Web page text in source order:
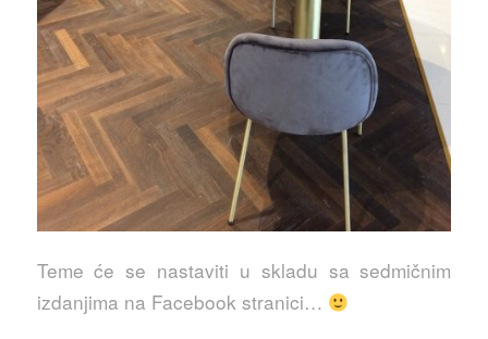
Teme će se nastaviti u skladu sa sedmičnim
izdanjima na Facebook stranici…